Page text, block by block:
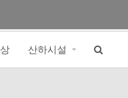
산하시설